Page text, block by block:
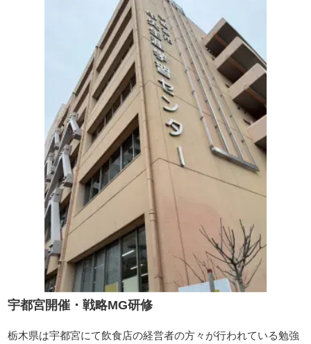
宇都宮開催・戦略MG研修
栃木県は宇都宮にて飲食店の経営者の方々が行われている勉強